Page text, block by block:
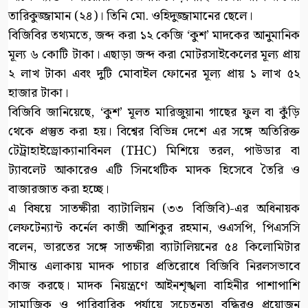
তারিকুজ্জামান (২৪)। তিনি মো. ওহিদুজ্জামানের ছেলে।
বিজিবির তথ্যমতে, জব্দ করা ১২ কেজি ‘কুশ’ মাদকের আনুমানিক
মূল্য ৬ কোটি টাকা। এছাড়া জব্দ করা মোটরসাইকেলের মূল্য প্রায়
২ লাখ টাকা এবং দুটি মোবাইল ফোনের মূল্য প্রায় ১ লাখ ৫২
হাজার টাকা।
বিজিবি জানিয়েছে, ‘কুশ’ মূলত মারিজুয়ানা গাছের ফুল বা কুঁড়ি
থেকে প্রস্তুত করা হয়। বিশ্বের বিভিন্ন দেশে এর সঙ্গে অতিরিক্ত
টেট্রাহাইড্রোক্যানাবিনল (THC) মিশিয়ে তরল, পাউডার বা
ট্যাবলেট আকারেও এটি সিনথেটিক মাদক হিসেবে তৈরি ও
বাজারজাত করা হচ্ছে।
এ বিষয়ে সাতক্ষীরা ব্যাটালিয়ন (৩৩ বিজিবি)-এর অধিনায়ক
লেফটেন্যান্ট কর্নেল কাজী আশিকুর রহমান, ওএসপি, পিএসসি
বলেন, ভারতের সঙ্গে সাতক্ষীরা ব্যাটালিয়নের ৫৪ কিলোমিটার
সীমান্ত এলাকায় মাদক পাচার প্রতিরোধে বিজিবি নিরলসভাবে
কাজ করছে। মাদক নিয়ন্ত্রণে আইনশৃঙ্খলা বাহিনীর পাশাপাশি